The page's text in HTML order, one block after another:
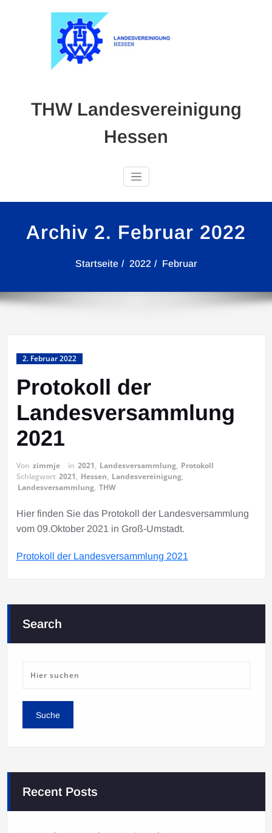
THW Landesvereinigung
Hessen
Archiv 2. Februar 2022
Startseite 2022 Februar
2. Februar 2022
Protokoll der
Landesversammlung
2021
Von zimmje in 2021, Landesversammlung, Protokoll
Schlagwort 2021, Hessen, Landesvereinigung,
Landesversammlung, THW
Hier finden Sie das Protokoll der Landesversammlung
vom 09.Oktober 2021 in Groß-Umstadt.
Protokoll der Landesversammlung 2021
Search
Recent Posts